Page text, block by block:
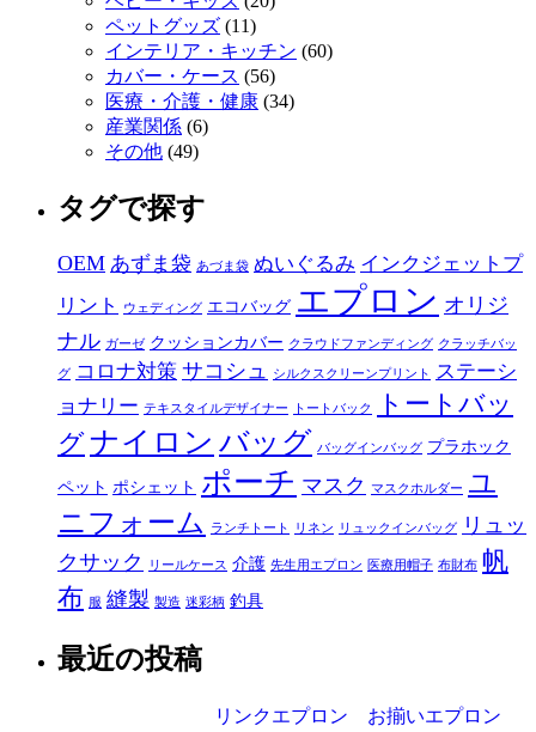
ペットグッズ (11)
インテリア・キッチン (60)
カバー・ケース (56)
医療・介護・健康 (34)
産業関係 (6)
その他 (49)
タグで探す
OEM あずま袋 あづま袋 ぬいぐるみ インクジェットプ
リント
ウェディング エコバッグ エプロン オリジ
ナル ガーゼ クッションカバー クラウドファンディング クラッチバッ
グ コロナ対策 サコシュ シルクスクリーンプリント
ステーシ
ョナリー テキスタイルデザイナー トートバック
トートバッ
グナイロン バッグ バッグインバッグ プラホック
ペット ポシェット ポーチ マスク マスクホルダー ユ
ニフォーム
ランチトート リネン リュックインバッグ
リュッ
クサック
リールケース 介護 先生用エプロン 医療用帽子 布財布 帆
布 服 縫製 製造 迷彩柄 釣具
最近の投稿
リンクエプロン お揃いエプロン